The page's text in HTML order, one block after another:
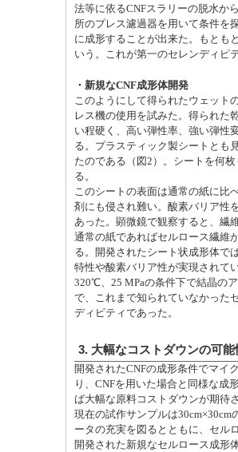
法等に依るCNFスラリーの脱水か
所のプレス濾過器を用いて条件を
に成形することが出来た。もとも
いう。これが第一のセレンディピ
・新規なCNF成形体開発
このようにして得られたウェット
レス機の使用を試みた。得られた
い程硬く、高い弾性率、強い弾性
る。プラスティック製シートとも
たのである（図2）。シートを何
る。
このシートの表面は通常の紙に比
剤にも侵され難い。酸素バリア性
あった。顕微鏡で観察すると、繊
通常の紙であればセルロース繊維
る。開発されたシート状成形体で
特性や酸素バリア性が実現されて
320℃、25 MPaの条件下で結晶の
で、これまで知られていなかった
ディピティであった。
3. 大幅なコストダウンの可
開発されたCNFの成形条件でマイ
り、CNFを用いた場合と同様な成
ば大幅な原料コストダウンが期待さ
現在の試作サンプルは
ータの充実を図るとともに、セル
開発された新規なセルロース成形